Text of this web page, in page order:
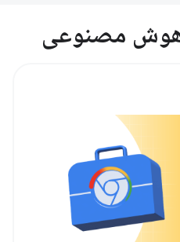
هوش مصنوعی